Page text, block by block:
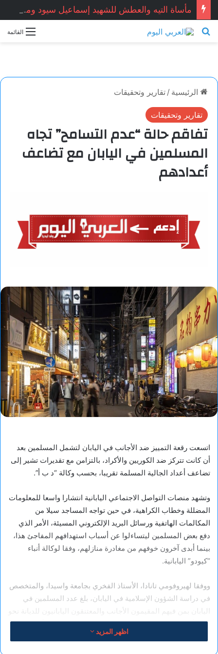
مأساة التيه والعطش للشهيد إسماعيل سيود ومرافقه يوسف سيود: صورة مشرقة لتضامن أهل الجنوب.. بقلم الكاتب الجزائري: محمد عدنان بن مير
القائمة بحث عن
الرئيسية / تقارير وتحقيقات
تقارير وتحقيقات
تفاقم حالة “عدم التسامح” تجاه
المسلمين في اليابان مع تضاعف
أعدادهم
اتسعت رقعة التمييز ضد الأجانب في اليابان لتشمل المسلمين بعد
أن كانت تتركز ضد الكوريين والأكراد، بالتزامن مع تقديرات تشير إلى
تضاعف أعداد الجالية المسلمة تقريبا، بحسب وكالة “د ب أ”.
وتشهد منصات التواصل الاجتماعي اليابانية انتشارا واسعا للمعلومات
المضللة وخطاب الكراهية، في حين تواجه المساجد سيلا من
المكالمات الهاتفية ورسائل البريد الإلكتروني المسيئة، الأمر الذي
دفع بعض المسلمين ليتساءلوا عن أسباب استهدافهم المفاجئ هذا،
بينما أبدى آخرون خوفهم من مغادرة منازلهم، وفقا لوكالة أنباء
“كيودو” اليابانية.
ووفقا لهيروفومي تانادا، الأستاذ الفخري بجامعة واسيدا، والمتخصص
في دراسة الشؤون الإسلامية في اليابان، بلغ عدد المسلمين في
اليابان بمن فيهم المقيمون الأجانب والمعتنقون اليابانيون للديانة نحو
420 ألف شخص بحلول نهاية عام 2024، مقارنة بـ 230 ألفا في عام
اظهر المزيد